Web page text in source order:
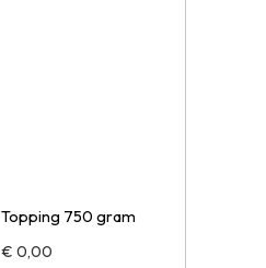
Topping 750 gram
€ 0,00